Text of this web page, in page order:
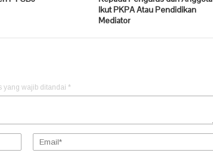
Ikut PKPA Atau Pendidikan
Mediator
yang wajib ditandai *